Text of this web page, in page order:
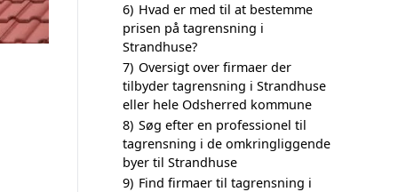
6) Hvad er med til at bestemme
prisen på tagrensning i
Strandhuse?
7) Oversigt over firmaer der
tilbyder tagrensning i Strandhuse
eller hele Odsherred kommune
8) Søg efter en professionel til
tagrensning i de omkringliggende
byer til Strandhuse
9) Find firmaer til tagrensning i